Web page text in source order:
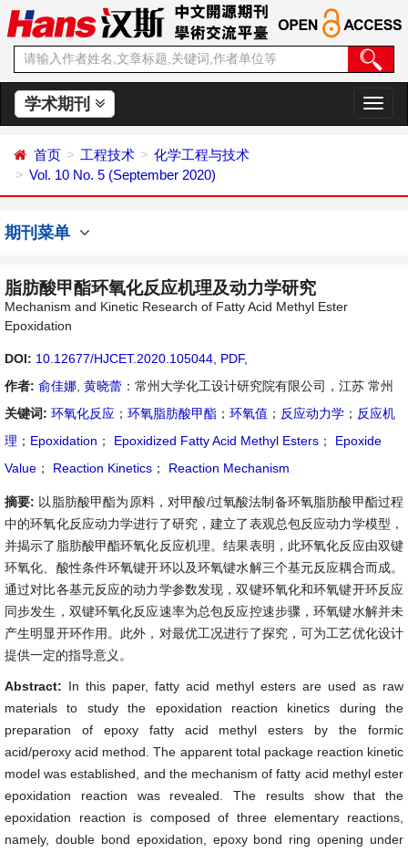
学术期刊
切
换
首页 工程技术
化学工程与技术
Vol. 10 No. 5 (September 2020)
期刊菜单
脂肪酸甲酯环氧化反应机理及动力学研究
Mechanism and Kinetic Research of Fatty Acid Methyl Ester
Epoxidation
DOI: 10.12677/HJCET.2020.105044 PDF,
作者: 俞佳娜 黄晓蕾 ：常州大学化工设计研究院有限公司，江苏 常州
关键词: 环氧化反应 ； 环氧脂肪酸甲酯 ； 环氧值 ； 反应动力学 ； 反应机
理 ； Epoxidation ； Epoxidized Fatty Acid Methyl Esters ；
Epoxide
Value ； Reaction Kinetics ； Reaction Mechanism
摘要: 以脂肪酸甲酯为原料，对甲酸/过氧酸法制备环氧脂肪酸甲酯过程
中的环氧化反应动力学进行了研究，建立了表观总包反应动力学模型，
并揭示了脂肪酸甲酯环氧化反应机理。结果表明，此环氧化反应由双键
环氧化、酸性条件环氧键开环以及环氧键水解三个基元反应耦合而成。
通过对比各基元反应的动力学参数发现，双键环氧化和环氧键开环反应
同步发生，双键环氧化反应速率为总包反应控速步骤，环氧键水解并未
产生明显开环作用。此外，对最优工况进行了探究，可为工艺优化设计
提供一定的指导意义。
Abstract: In this paper, fatty acid methyl esters are used as raw
materials to study the epoxidation reaction kinetics during the
preparation of epoxy fatty acid methyl esters by the formic
acid/peroxy acid method. The apparent total package reaction kinetic
model was established, and the mechanism of fatty acid methyl ester
epoxidation reaction was revealed. The results show that the
epoxidation reaction is composed of three elementary reactions,
namely, double bond epoxidation, epoxy bond ring opening under